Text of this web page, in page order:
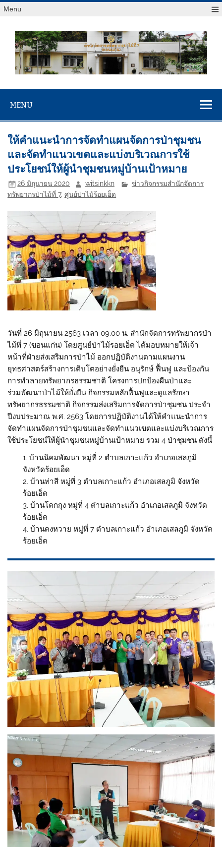
Menu
สจป.ที่ 7
(ขอนแก่น)
MENU
ให้คำแนะนำการจัดทำแผนจัดการป่าชุมชน
และจัดทำแนวเขตและแบ่งบริเวณการใช้
ประโยชน์ให้ผู้นำชุมชนหมู่บ้านเป้าหมาย
26 มิถุนายน 2020 witsinkkn
ข่าวกิจกรรมสำนักจัดการ
ทรัพยากรป่าไม้ที่ 7,ศูนย์ป่าไม้ร้อยเอ็ด
วันที่ 26 มิถุนายน 2563 เวลา 09.00 น. สำนักจัดการทรัพยากรป่า
ไม้ที่ 7 (ขอนแก่น) โดยศูนย์ป่าไม้รอยเอ็ด ได้มอบหมายให้เจ้า
หน้าที่ฝ่ายส่งเสริมการป่าไม้ ออกปฏิบัติงานตามแผนงาน
ยุทธศาสตร์สร้างการเติบโตอย่างยั่งยืน อนุรักษ์ ฟื้นฟู และป้องกัน
การทำลายทรัพยากรธรรมชาติ โครงการปกป้องผืนป่าและ
ร่วมพัฒนาป่าไม้ให้ยั่งยืน กิจกรรมหลักฟื้นฟูและดูแลรักษา
ทรัพยากรธรรมชาติ กิจกรรมส่งเสริมการจัดการป่าชุมชน ประจำ
ปีงบประมาณ พ.ศ. 2563 โดยการปฏิบัติงานได้ให้คำแนะนำการ
จัดทำแผนจัดการป่าชุมชนและจัดทำแนวเขตและแบ่งบริเวณการ
ใช้ประโยชน์ให้ผู้นำชุมชนหมู่บ้านเป้าหมาย รวม 4 ป่าชุมชน ดังนี้
บ้านนิคมพัฒนา หมู่ที่ 2 ตำบลเกาะแก้ว อำเภอเสลภูมิ
จังหวัดร้อยเอ็ด
บ้านท่าสี หมู่ที่ 3 ตำบลเกาะแก้ว อำเภอเสลภูมิ จังหวัด
ร้อยเอ็ด
บ้านโคกกุง หมู่ที่ 4 ตำบลเกาะแก้ว อำเภอเสลภูมิ จังหวัด
ร้อยเอ็ด
บ้านดงหวาย หมู่ที่ 7 ตำบลเกาะแก้ว อำเภอเสลภูมิ จังหวัด
ร้อยเอ็ด